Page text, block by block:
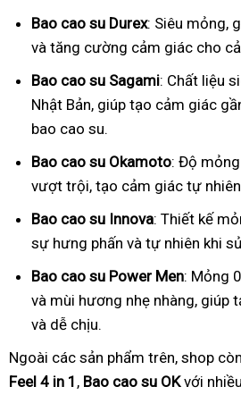
Bao cao su Durex: Siêu mỏng,
và tăng cường cảm giác cho
Bao cao su Sagami: Chất liệu
Nhật Bản, giúp tạo cảm giác
bao cao su.
Bao cao su Okamoto: Độ
vượt trội, tạo cảm giác tự
Bao cao su Innova: Thiết kế
sự hưng phấn và tự nhiên khi
Bao cao su Power Men: Mỏng
và mùi hương nhẹ nhàng, giúp
và dễ chịu.
Ngoài các sản phẩm trên, shop
Feel 4 in 1 , Bao cao su OKvới